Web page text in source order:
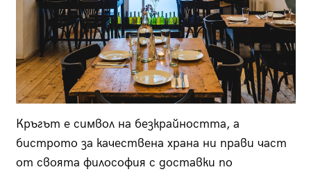
Кръгът е символ на безкрайността, а
бистрото за качествена храна ни прави част
от своята философия с доставки по